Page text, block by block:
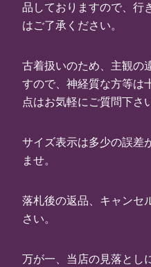
品しておりますので、行
はご了承ください。
古着扱いのため、主観の
すので、神経質な方等は
点はお気軽にご質問下さ
サイズ表示は多少の誤差
ませ。
落札後の返品、キャンセ
さい。
万が一、当店の見落とし